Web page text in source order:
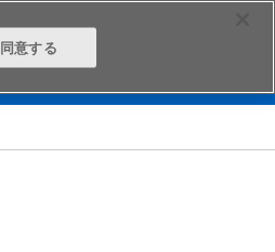
同意する